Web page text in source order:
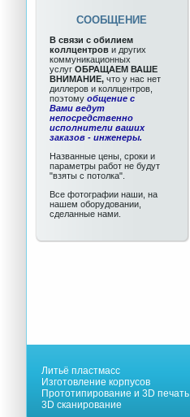
СООБЩЕНИЕ
В связи с обилием
коллцентров и других
коммуникационных
услуг ОБРАЩАЕМ ВАШЕ
ВНИМАНИЕ, что у нас нет
диллеров и коллцентров,
поэтому общение с
Вами ведут
непосредственно
исполнители ваших
заказов - инженеры.
Названные цены, сроки и
параметры работ не будут
"взяты с потолка".
Все фотографии наши, на
нашем оборудовании,
сделанные нами.
Литьё пластмасс
Изготовление корпусов
Прототипирование и 3D печать
3D сканирование